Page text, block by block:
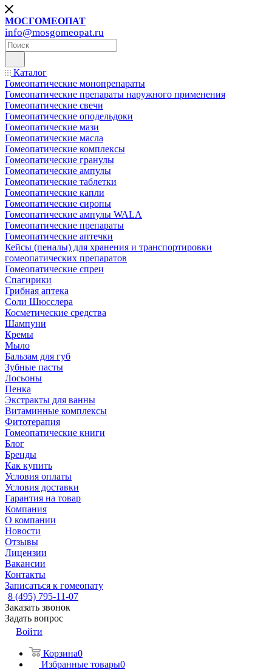
МОСГОМЕОПАТ
info@mosgomeopat.ru
Каталог
Гомеопатические монопрепараты
Гомеопатические препараты наружного применения
Гомеопатические свечи
Гомеопатические оподельдоки
Гомеопатические мази
Гомеопатические масла
Гомеопатические комплексы
Гомеопатические гранулы
Гомеопатические ампулы
Гомеопатические таблетки
Гомеопатические капли
Гомеопатические сиропы
Гомеопатические ампулы WALA
Гомеопатические препараты
Гомеопатические аптечки
Кейсы (пеналы) для хранения и транспортировки
гомеопатических препаратов
Гомеопатические спреи
Спагирики
Грибная аптека
Соли Шюсслера
Косметические средства
Шампуни
Кремы
Мыло
Бальзам для губ
Зубные пасты
Лосьоны
Пенка
Экстракты для ванны
Витаминные комплексы
Фитотерапия
Гомеопатические книги
Блог
Бренды
Как купить
Условия оплаты
Условия доставки
Гарантия на товар
Компания
О компании
Новости
Отзывы
Лицензии
Вакансии
Контакты
Записаться к гомеопату
8 (495) 795-11-07
Заказать звонок
Задать вопрос
Войти
Корзина0
Избранные товары0